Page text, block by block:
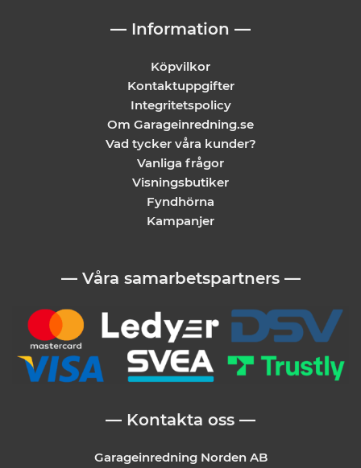
— Information —
Köpvilkor
Kontaktuppgifter
Integritetspolicy
Om Garageinredning.se
Vad tycker våra kunder?
Vanliga frågor
Visningsbutiker
Fyndhörna
Kampanjer
— Våra samarbetspartners —
— Kontakta oss —
Garageinredning Norden AB